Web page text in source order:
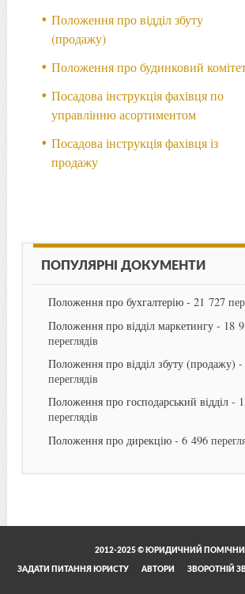
Положення про відділ збуту
(продажу)
Положення про будинковий
Посадова інструкція фахівця по
управлінню асортиментом
Посадова інструкція фахівця із
продажу
ПОПУЛЯРНІ ДОКУМЕНТИ
Положення про бухгалтерію- 21 727
Положення про відділ маркетингу- 18
переглядів
Положення про відділ збуту (продажу) -
переглядів
Положення про господарський відділ-
переглядів
Положення про дирекцію- 6 496
2012-2025 © ЮРИДИЧНИЙ
ЗАДАТИ ПИТАННЯ ЮРИСТУ АВТОРИ ЗВОРОТНІЙ